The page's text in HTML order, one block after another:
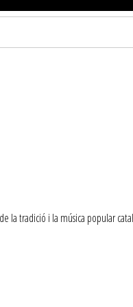
la tradició i la música popular